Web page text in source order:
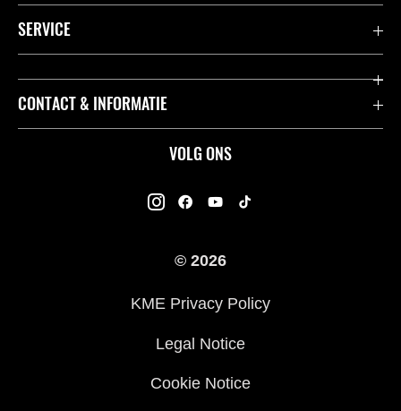
VOLG ONS
Accessoires & Onderdelen
Motoren
SERVICE
K-Care Fabrieksgarantie
Kawasaki Road Assistance
Kawasaki Insurance
CONTACT & INFORMATIE
© 2026
KME Privacy Policy
Legal Notice
Cookie Notice